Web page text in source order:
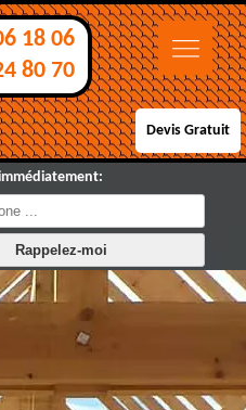
18 06
80 70
Devis Gratuit